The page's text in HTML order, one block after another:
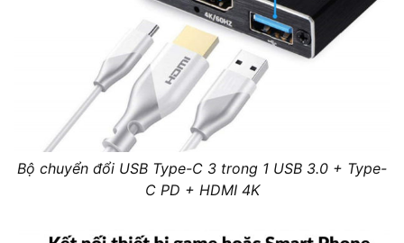
Bộ chuyển đổi USB Type-C 3 trong 1 USB 3.0 + Type-
C PD + HDMI 4K